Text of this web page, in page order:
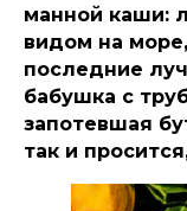
манной каши:
видом на
последние
бабушка с
запотевшая
так и